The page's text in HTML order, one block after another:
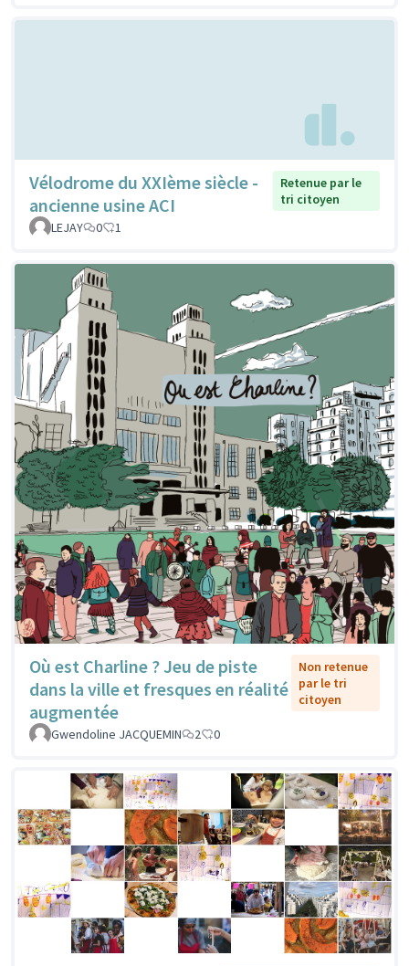
Vélodrome du XXIème siècle -
ancienne usine ACI
Retenue par le
tri citoyen
LEJAY
0 1
Où est Charline ? Jeu de piste
dans la ville et fresques en réalité
augmentée
Non retenue
par le tri
citoyen
Gwendoline JACQUEMIN 2 0